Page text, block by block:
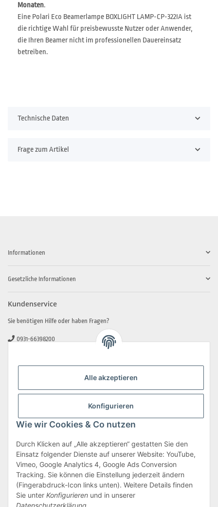
Alle akzeptieren
Konfigurieren
Wie wir Cookies & Co nutzen
Durch Klicken auf „Alle akzeptieren“ gestatten Sie den
Einsatz folgender Dienste auf unserer Website: YouTube,
Vimeo, Google Analytics 4, Google Ads Conversion
Tracking. Sie können die Einstellung jederzeit ändern
(Fingerabdruck-Icon links unten). Weitere Details finden
Sie unter Konfigurieren und in unserer
Datenschutzerklärung
Monaten.
Eine Polari Eco Beamerlampe BOXLIGHT LAMP-CP-322IA ist
die richtige Wahl für preisbewusste Nutzer oder Anwender,
die Ihren Beamer nicht im professionellen Dauereinsatz
betreiben.
Technische Daten
Frage zum Artikel
Informationen
Gesetzliche Informationen
Kundenservice
Sie benötigen Hilfe oder haben Fragen?
0931-66398200
info@beamerlampe-guenstiger.de
Sicher Einkaufen